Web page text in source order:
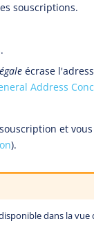
souscriptions.
écrase
Address
et
).
dans la